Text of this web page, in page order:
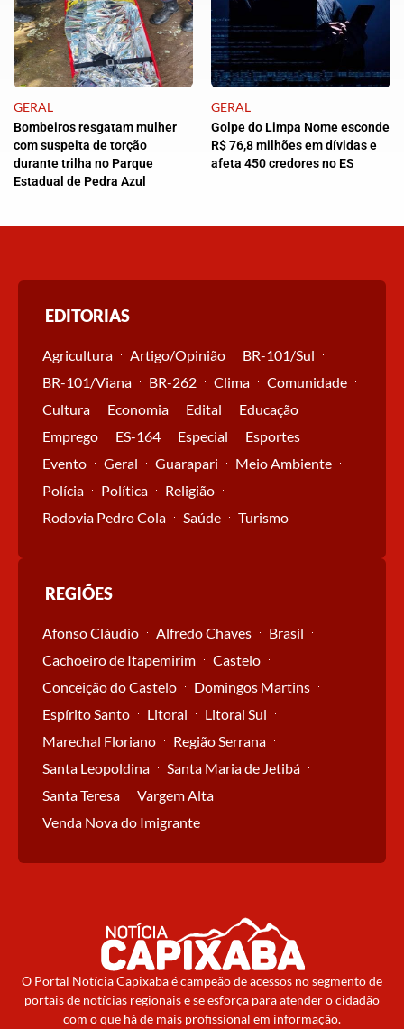
GERAL
Bombeiros resgatam mulher
com suspeita de torção
durante trilha no Parque
Estadual de Pedra Azul
GERAL
Golpe do Limpa Nome esconde
R$ 76,8 milhões em dívidas e
afeta 450 credores no ES
EDITORIAS
Agricultura Artigo/Opinião
BR-101/Sul
BR-101/Viana
BR-262 Clima
Comunidade
Cultura
Economia Edital
Educação
Emprego
ES-164 Especial
Esportes
Evento
Geral Guarapari
Meio Ambiente
Polícia
Política
Religião
Rodovia Pedro Cola
Saúde Turismo
REGIÕES
Afonso Cláudio Alfredo Chaves
Brasil
Cachoeiro de Itapemirim
Castelo
Conceição do Castelo
Domingos Martins
Espírito Santo
Litoral
Litoral Sul
Marechal Floriano
Região Serrana
Santa Leopoldina
Santa Maria de Jetibá
Santa Teresa
Vargem Alta
Venda Nova do Imigrante
O Portal Notícia Capixaba é campeão de acessos no segmento de
portais de notícias regionais e se esforça para atender o cidadão
com o que há de mais profissional em informação.